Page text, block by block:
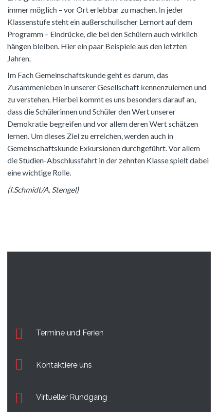
immer möglich – vor Ort erlebbar zu machen. In jeder
Klassenstufe steht ein außerschulischer Lernort auf dem
Programm – Eindrücke, die bei den Schülern auch wirklich
hängen bleiben. Hier ein paar Beispiele aus den letzten
Jahren.
Im Fach Gemeinschaftskunde geht es darum, das
Zusammenleben in unserer Gesellschaft kennenzulernen und
zu verstehen. Hierbei kommt es uns besonders darauf an,
dass die Schülerinnen und Schüler den Wert unserer
Demokratie begreifen und vor allem deren Wert schätzen
lernen. Um dieses Ziel zu erreichen, werden auch in
Gemeinschaftskunde Exkursionen durchgeführt. Vor allem
die Studien-Abschlussfahrt in der zehnten Klasse spielt dabei
eine wichtige Rolle.
(I.Schmidt/A. Stengel)
Termine und Ferien
Kontaktiere uns
Virtueller Rundgang